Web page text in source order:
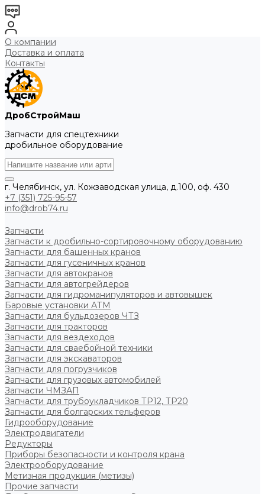
О компании
Доставка и оплата
Контакты
ДробСтройМаш
Запчасти для спецтехники
дробильное оборудование
г. Челябинск, ул. Кожзаводская улица, д.100, оф. 430
+7 (351) 725-95-57
info@drob74.ru
Запчасти
Запчасти к дробильно-сортировочному оборудованию
Запчасти для башенных кранов
Запчасти для гусеничных кранов
Запчасти для автокранов
Запчасти для автогрейдеров
Запчасти для гидроманипуляторов и автовышек
Баровые установки АТМ
Запчасти для бульдозеров ЧТЗ
Запчасти для тракторов
Запчасти для вездеходов
Запчасти для сваебойной техники
Запчасти для экскаваторов
Запчасти для погрузчиков
Запчасти для грузовых автомобилей
Запчасти ЧМЗАП
Запчасти для трубоукладчиков ТР12, ТР20
Запчасти для болгарских тельферов
Гидрооборудование
Электродвигатели
Редукторы
Приборы безопасности и контроля крана
Электрооборудование
Метизная продукция (метизы)
Прочие запчасти